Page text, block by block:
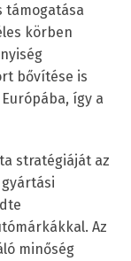
támogatása
körben
bővítése is
így a
stratégiáját az
Az
minőség